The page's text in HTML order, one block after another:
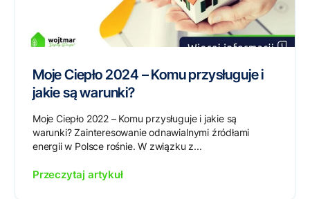
Moje Ciepło 2024 – Komu przysługuje i
jakie są warunki?
Moje Ciepło 2022 – Komu przysługuje i jakie są
warunki? Zainteresowanie odnawialnymi źródłami
energii w Polsce rośnie. W związku z...
Przeczytaj artykuł